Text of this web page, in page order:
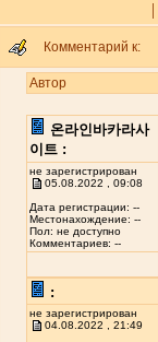
|
Комментарий к:
Автор
온라인바카라사
이트 :
не зарегистрирован
05.08.2022 , 09:08
Дата регистрации: --
Местонахождение: --
Пол: не доступно
Комментариев: --
:
не зарегистрирован
04.08.2022 , 21:49